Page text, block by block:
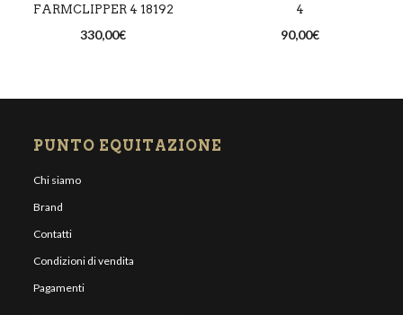
FARMCLIPPER 4 18192
330,00€
4
90,00€
PUNTO EQUITAZIONE
Chi siamo
Brand
Contatti
Condizioni di vendita
Pagamenti